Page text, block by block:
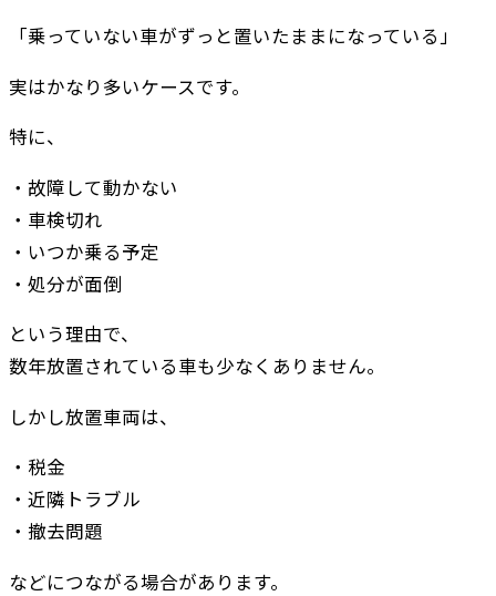
更
日
「乗っていない車がずっと置いたままになっている」
実はかなり多いケースです。
特に、
・故障して動かない
・車検切れ
・いつか乗る予定
・処分が面倒
という理由で、
数年放置されている車も少なくありません。
しかし放置車両は、
・税金
・近隣トラブル
・撤去問題
などにつながる場合があります。